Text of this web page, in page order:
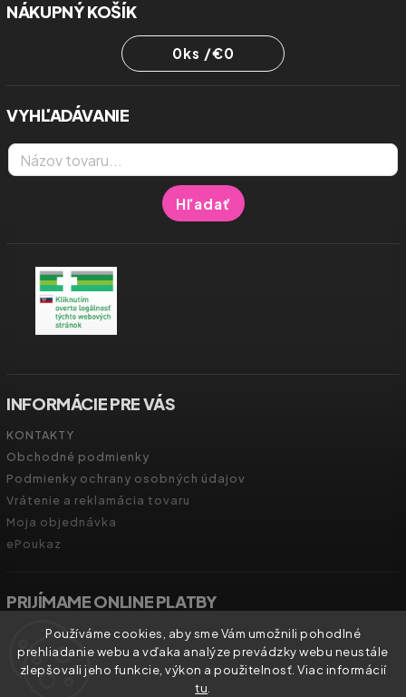
Používáme cookies, aby sme Vám umožnili pohodlné
prehliadanie webu a vďaka analýze prevádzky webu neustále
zlepšovali jeho funkcie, výkon a použitelnosť. Viac informácií
tu
NÁKUPNÝ KOŠÍK
0ks /€0
VYHĽADÁVANIE
Hľadať
INFORMÁCIE PRE VÁS
KONTAKTY
Obchodné podmienky
Podmienky ochrany osobných údajov
Vrátenie a reklamácia tovaru
Moja objednávka
ePoukaz
PRIJÍMAME ONLINE PLATBY